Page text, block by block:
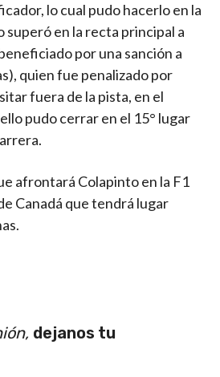
lo cual pudo hacerlo en la
superó en la recta principal a
por una sanción a
quien fue penalizado por
fuera de la pista, en el
pudo cerrar en el 15° lugar
afrontará Colapinto en la F1
Canadá que tendrá lugar
dejanos tu